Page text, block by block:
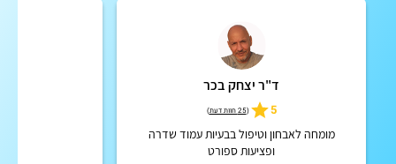
ד"ר יצחק בכר
5
(25 חוות דעת )
מומחה לאבחון וטיפול בבעיות עמוד שדרה
ופציעות ספורט